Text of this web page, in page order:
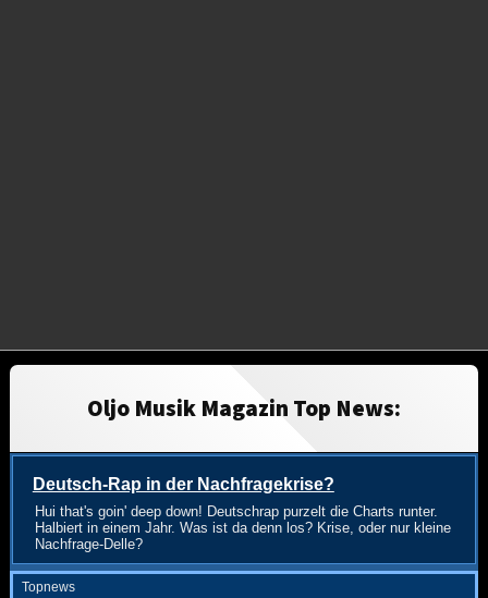
Oljo Musik Magazin Top News:
Deutsch-Rap in der Nachfragekrise?
Hui that's goin' deep down! Deutschrap purzelt die Charts runter.
Halbiert in einem Jahr. Was ist da denn los? Krise, oder nur kleine
Nachfrage-Delle?
Topnews